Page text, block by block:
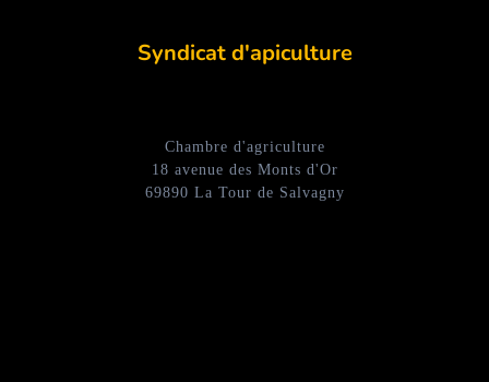
Syndicat d'apiculture
Chambre d'agriculture
18 avenue des Monts d'Or
69890 La Tour de Salvagny